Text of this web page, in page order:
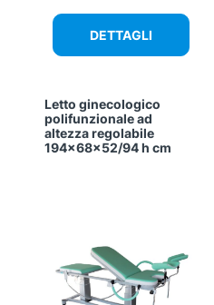
DETTAGLI
Letto ginecologico
polifunzionale ad
altezza regolabile
194x68x52/94 h cm
Questo
prodotto
ha
scelte
nella